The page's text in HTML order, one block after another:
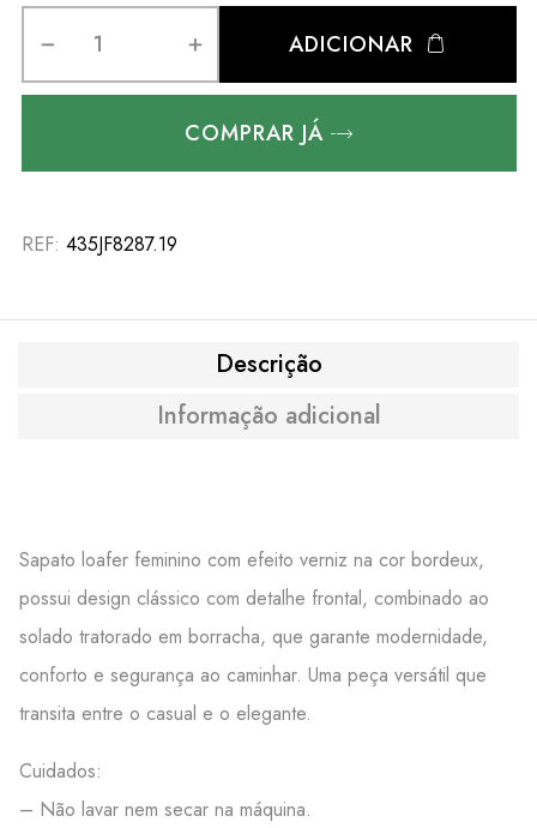
ADICIONAR
COMPRAR JÁ
REF: 435JF8287.19
Descrição
Informação adicional
Sapato loafer feminino com efeito verniz na cor bordeux,
possui design clássico com detalhe frontal, combinado ao
solado tratorado em borracha, que garante modernidade,
conforto e segurança ao caminhar. Uma peça versátil que
transita entre o casual e o elegante.
Cuidados:
– Não lavar nem secar na máquina.